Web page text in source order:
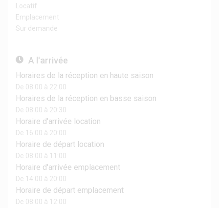
Locatif
Emplacement
Sur demande
A l'arrivée
Horaires de la réception en haute saison
De 08:00 à 22:00
Horaires de la réception en basse saison
De 08:00 à 20:30
Horaire d'arrivée location
De 16:00 à 20:00
Horaire de départ location
De 08:00 à 11:00
Horaire d'arrivée emplacement
De 14:00 à 20:00
Horaire de départ emplacement
De 08:00 à 12:00